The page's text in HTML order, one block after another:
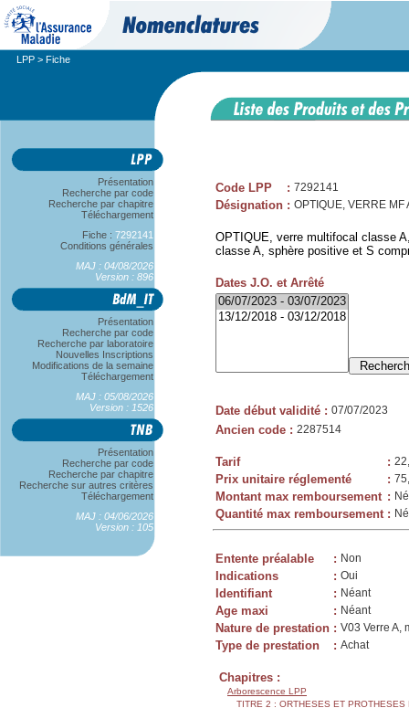
LPP > Fiche
Présentation
Recherche par code
Recherche par chapitre
Téléchargement
Fiche : 7292141
Conditions générales
MAJ : 04/08/2026
Version : 896
Présentation
Recherche par code
Recherche par laboratoire
Nouvelles Inscriptions
Modifications de la semaine
Téléchargement
MAJ : 05/08/2026
Version : 1526
Présentation
Recherche par code
Recherche par chapitre
Recherche sur autres critères
Téléchargement
MAJ : 04/06/2026
Version : 105
Code LPP : 7292141
Désignation : OPTIQUE, VERRE MF
OPTIQUE, verre multifocal classe
classe A, sphère positive et S
Dates J.O. et Arrêté
Date début validité : 07/07/2023
Ancien code : 2287514
Tarif :
Prix unitaire réglementé :
Montant max remboursement :
Quantité max remboursement :
Entente préalable : Non
Indications : Oui
Identifiant : Néant
Age maxi : Néant
Nature de prestation : V03 Verre A,
Type de prestation : Achat
Chapitres :
Arborescence LPP
TITRE 2 : ORTHESES ET PROTHESES